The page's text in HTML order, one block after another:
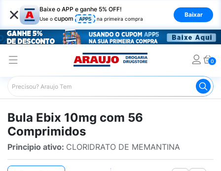
× Baixe o APP e ganhe 5% OFF!
Use o cupom APP5 na primeira compra
Baixar
0
Araujo Bulário Araujo Ebix 10mg com 56 Comprimidos
Bula Ebix 10mg com 56
Comprimidos
Principio ativo: CLORIDRATO DE MEMANTINA